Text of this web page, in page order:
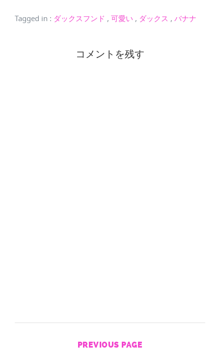
Tagged in : ダックスフンド , 可愛い , ダックス , バナナ
コメントを残す
PREVIOUS PAGE